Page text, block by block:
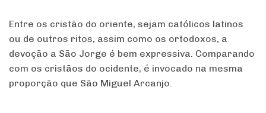
Entre os cristão do oriente, sejam católicos latinos
ou de outros ritos, assim como os ortodoxos, a
devoção a São Jorge é bem expressiva. Comparando
com os cristãos do ocidente, é invocado na mesma
proporção que São Miguel Arcanjo.